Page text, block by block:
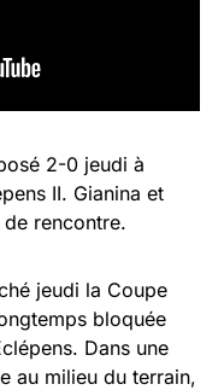
2-0 jeudi à
II. Gianina et
rencontre.
jeudi la Coupe
bloquée
Dans une
au milieu du terrain,